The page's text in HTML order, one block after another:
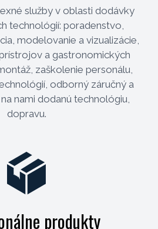
služby v oblasti dodávky
technológií: poradenstvo,
modelovanie a vizualizácie,
a gastronomických
zaškolenie personálu,
odborný záručný a
nami dodanú technológiu,
dopravu.
produkty